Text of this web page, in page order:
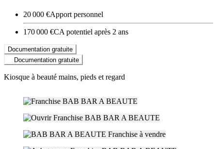
20 000 €Apport personnel
170 000 €CA potentiel après 2 ans
Documentation gratuite
Documentation gratuite
Kiosque à beauté mains, pieds et regard